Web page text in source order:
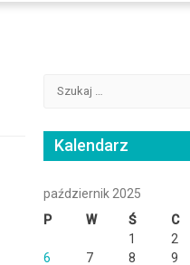
Kalendarz
październik 2025
P
W Ś C
1
2
6
7 8 9